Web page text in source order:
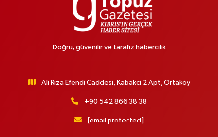
Doğru, güvenilir ve tarafız habercilik
Ali Riza Efendi Caddesi, Kabakci 2 Apt, Ortaköy
+90 542 866 38 38
[email protected]